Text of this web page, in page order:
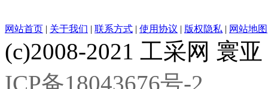
网站首页 | 关于我们 | 联系方式 | 使用协议 | 版权隐私 | 网站地图
(c)2008-2021 工采网 寰
ICP备18043676号-2